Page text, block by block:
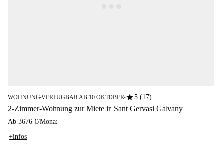
WOHNUNG■VERFÜGBAR AB 10 OKTOBER■star5 (17)
2-Zimmer-Wohnung zur Miete in Sant Gervasi Galvany
Ab 3676 €/Monat
+infos